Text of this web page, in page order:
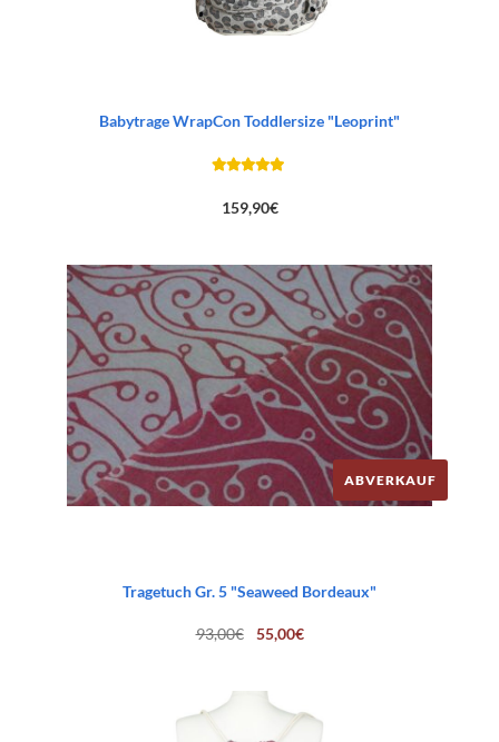
Babytrage WrapCon Toddlersize "Leoprint"
159,90€
ABVERKAUF
Tragetuch Gr. 5 "Seaweed Bordeaux"
93,00€
Ursprünglicher
Preis
55,00€Aktueller